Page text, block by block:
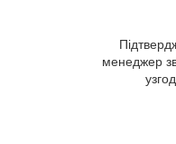
менеджер